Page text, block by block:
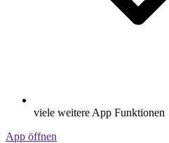
viele weitere App Funktionen
App öffnen